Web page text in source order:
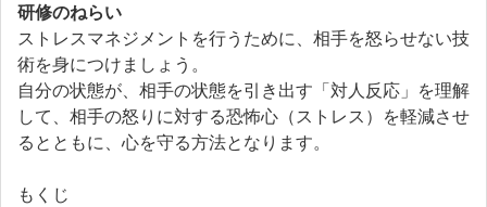
研修のねらい
ストレスマネジメントを行うために、相手を怒らせない技
術を身につけましょう。
自分の状態が、相手の状態を引き出す「対人反応」を理解
して、相手の怒りに対する恐怖心（ストレス）を軽減させ
るとともに、心を守る方法となります。
もくじ